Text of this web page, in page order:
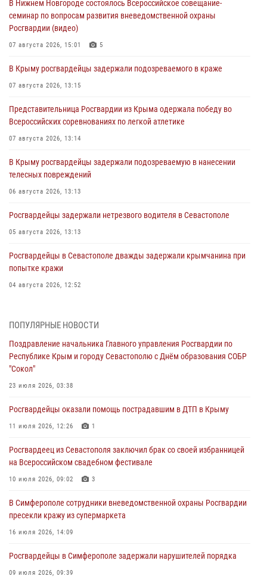
В Нижнем Новгороде состоялось Всероссийское совещание-
семинар по вопросам развития вневедомственной охраны
Росгвардии (видео)
07 августа 2026, 15:01 5
В Крыму росгвардейцы задержали подозреваемого в краже
07 августа 2026, 13:15
Представительница Росгвардии из Крыма одержала победу во
Всероссийских соревнованиях по легкой атлетике
07 августа 2026, 13:14
В Крыму росгвардейцы задержали подозреваемую в нанесении
телесных повреждений
06 августа 2026, 13:13
Росгвардейцы задержали нетрезвого водителя в Севастополе
05 августа 2026, 13:13
Росгвардейцы в Севастополе дважды задержали крымчанина при
попытке кражи
04 августа 2026, 12:52
мужчину
Росгвардия в Крыму и Севастополе задержала ряд
правонарушителей
03 августа 2026, 14:08
В Симферополе росгвардейцы задержали гражданина,
подозреваемого в совершении серии краж
Росгвардейцы оперативно задержали нарушителя на охраняемом
объекте в Севастополе
ПОПУЛЯРНЫЕ НОВОСТИ
Поздравление начальника Главного управления Росгвардии по
Республике Крым и городу Севастополю с Днём образования СОБР
"Сокол"
23 июля 2026, 03:38
Росгвардейцы оказали помощь пострадавшим в ДТП в Крыму
11 июля 2026, 12:26 1
Росгвардеец из Севастополя заключил брак со своей избранницей
на Всероссийском свадебном фестивале
10 июля 2026, 09:02 3
В Симферополе сотрудники вневедомственной охраны Росгвардии
пресекли кражу из супермаркета
16 июля 2026, 14:09
Росгвардейцы в Симферополе задержали нарушителей порядка
09 июля 2026, 09:39